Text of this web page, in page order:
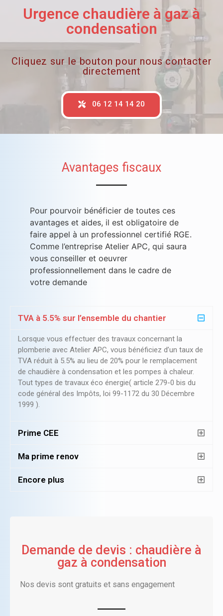
Urgence chaudière à gaz à
condensation
Cliquez sur le bouton pour nous contacter
directement
06 12 14 14 20
Avantages fiscaux
Pour pourvoir bénéficier de toutes ces
avantages et aides, il est obligatoire de
faire appel à un professionnel certifié RGE.
Comme l’entreprise Atelier APC, qui saura
vous conseiller et oeuvrer
professionnellement dans le cadre de
votre demande
TVA à 5.5% sur l’ensemble du chantier
Lorsque vous effectuer des travaux concernant la
plomberie avec Atelier APC, vous bénéficiez d’un taux de
TVA réduit à 5.5% au lieu de 20% pour le remplacement
de chaudière à condensation et les pompes à chaleur.
Tout types de travaux éco énergie( article 279-0 bis du
code général des Impôts, loi 99-1172 du 30 Décembre
1999 ).
Prime CEE
Ma prime renov
Encore plus
Demande de devis : chaudière à
gaz à condensation
Nos devis sont gratuits et sans engagement